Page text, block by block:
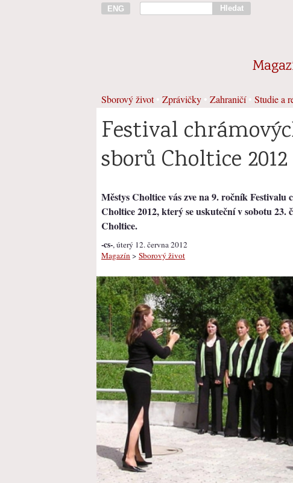
ENG Hledat
Sborový život• Zprávičky Zahraničí• Studie a
Festival
sborů Choltice 2012
Městys Choltice vás zve na 9. ročník
Choltice 2012, který se uskuteční v sobotu 23.
Choltice.
-cs-, úterý 12. června 2012
Magazín > Sborový život